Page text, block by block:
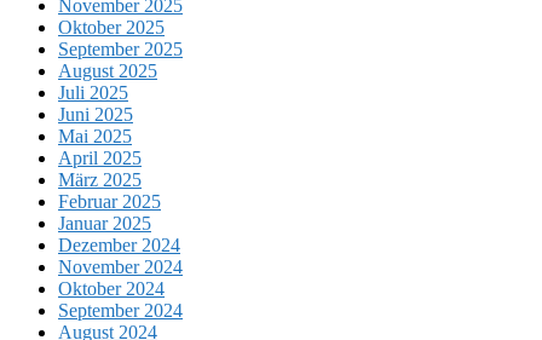
November 2025
Oktober 2025
September 2025
August 2025
Juli 2025
Juni 2025
Mai 2025
April 2025
März 2025
Februar 2025
Januar 2025
Dezember 2024
November 2024
Oktober 2024
September 2024
August 2024